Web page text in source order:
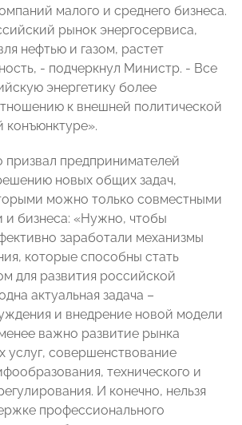
малого и среднего бизнеса.
рынок энергосервиса,
нефтью и газом, растет
- подчеркнул Министр. - Все
энергетику более
к внешней политической
конъюнктуре».
призвал предпринимателей
новых общих задач,
можно только совместными
и бизнеса: «Нужно, чтобы
заработали механизмы
которые способны стать
для развития российской
актуальная задача –
и внедрение новой модели
важно развитие рынка
услуг, совершенствование
технического и
И конечно, нельзя
профессионального